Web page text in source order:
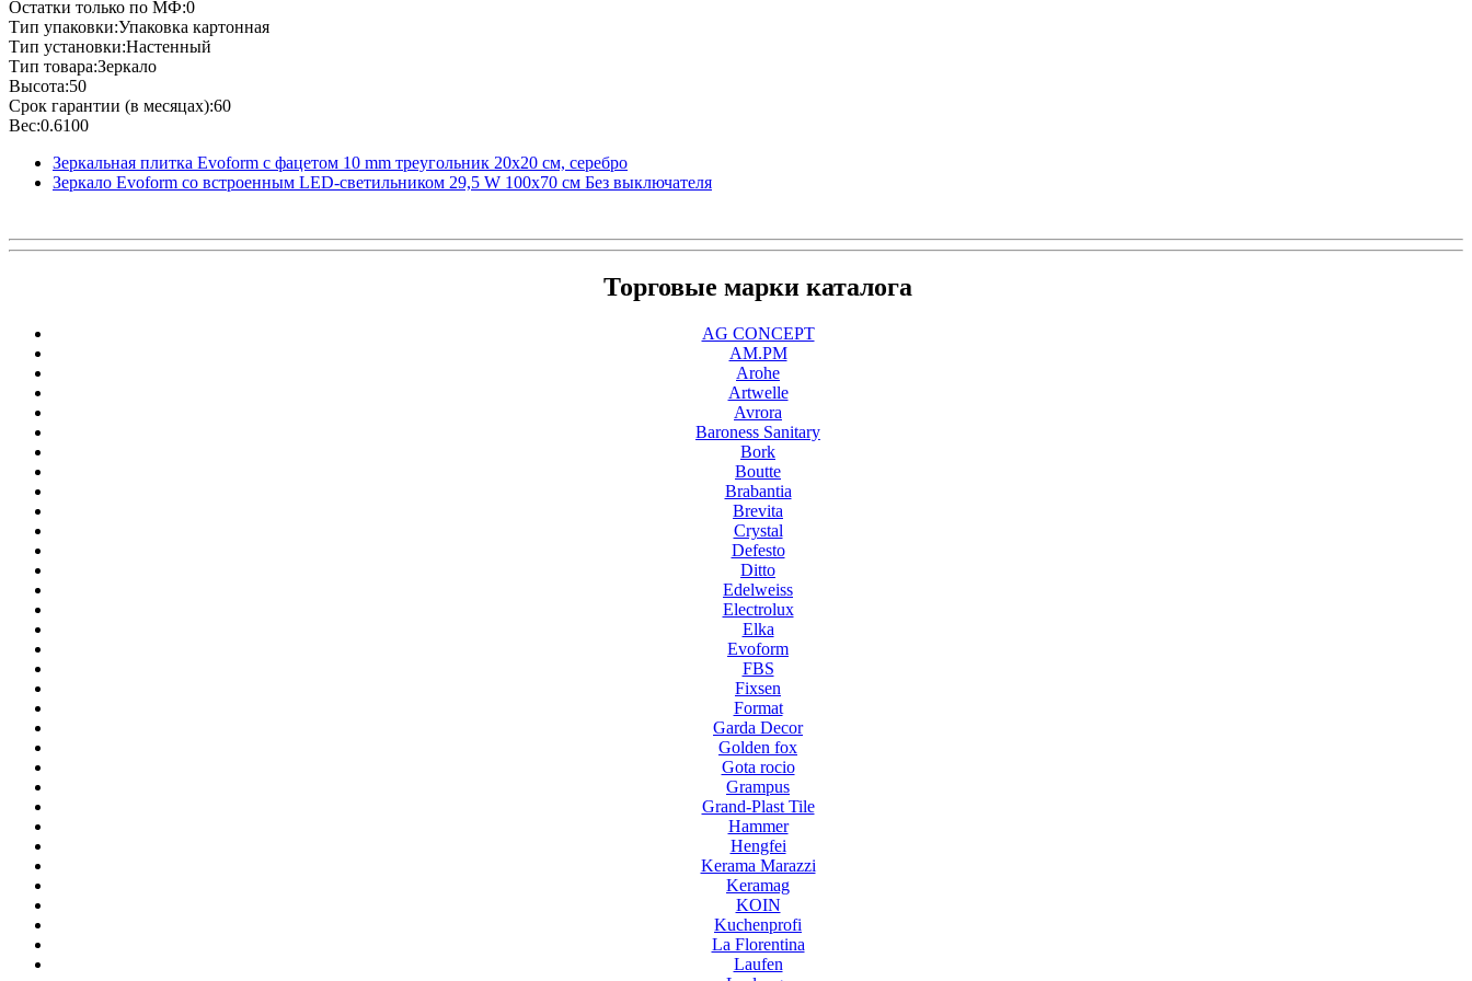
Остатки только по МФ:0
Тип упаковки:Упаковка картонная
Тип установки:Настенный
Тип товара:Зеркало
Высота:50
Срок гарантии (в месяцах):60
Вес:0.6100
Зеркальная плитка Evoform с фацетом 10 mm треугольник 20х20 см, серебро
Зеркало Evoform со встроенным LED-светильником 29,5 W 100х70 см Без выключателя
Торговые марки каталога
AG CONCEPT
AM.PM
Arohe
Artwelle
Avrora
Baroness Sanitary
Bork
Boutte
Brabantia
Brevita
Crystal
Defesto
Ditto
Edelweiss
Electrolux
Elka
Evoform
FBS
Fixsen
Format
Garda Decor
Golden fox
Gota rocio
Grampus
Grand-Plast Tile
Hammer
Hengfei
Kerama Marazzi
Keramag
KOIN
Kuchenprofi
La Florentina
Laufen